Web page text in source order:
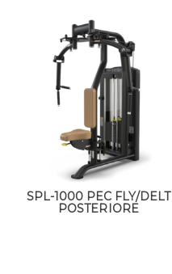
SPL-1000 PEC FLY/DELT
POSTERIORE